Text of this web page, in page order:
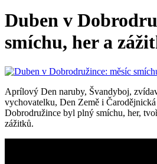
Duben v
smíchu, her a
Aprílový Den naruby, Švandyboj,
vychovatelku, Den Země i
Dobrodružince byl plný smíchu, her,
zážitků.